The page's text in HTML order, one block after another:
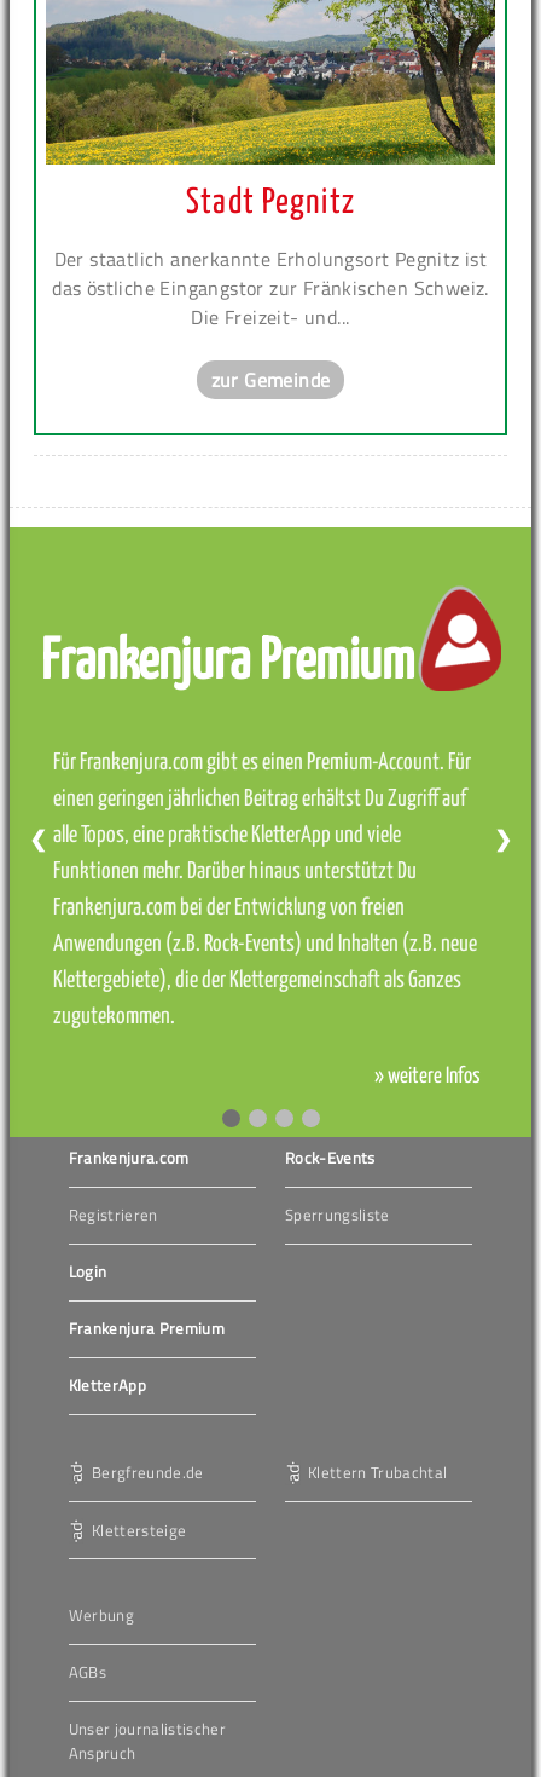
Stadt Pegnitz
Der staatlich anerkannte Erholungsort Pegnitz ist
das östliche Eingangstor zur Fränkischen Schweiz.
Die Freizeit- und...
zur Gemeinde
Frankenjura Premium
Für Frankenjura.com gibt es einen Premium-Account. Für
einen geringen jährlichen Beitrag erhältst Du Zugriff auf
alle Topos, eine praktische KletterApp und viele
Funktionen mehr. Darüber hinaus unterstützt Du
Frankenjura.com bei der Entwicklung von freien
Anwendungen (z.B. Rock-Events) und Inhalten (z.B. neue
Klettergebiete), die der Klettergemeinschaft als Ganzes
zugutekommen.
» weitere Infos
❮ ❯
Frankenjura.com
Registrieren
Login
Frankenjura Premium
KletterApp
Rock-Events
Sperrungsliste
Bergfreunde.de
Klettersteige
Klettern Trubachtal
Werbung
AGBs
Unser journalistischer
Anspruch